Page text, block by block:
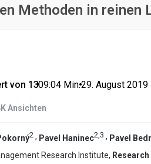
Methoden in reinen
von 13•09:04 Min.•29. August 2019
Ansichten
2 , Pavel Haninec2,3 , Pavel
Research Institute,